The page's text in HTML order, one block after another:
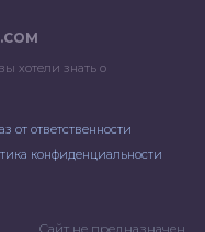
.COM
хотели знать о
от ответственности
конфиденциальности
Сайт не предназначен